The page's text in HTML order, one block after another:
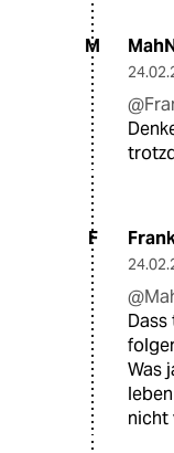
M
F
Dass
Was
nicht